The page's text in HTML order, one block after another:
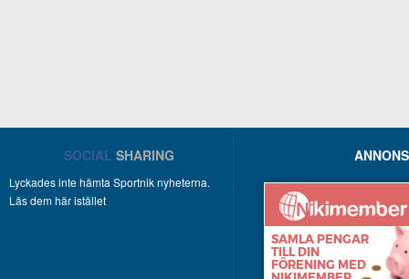
SOCIAL SHARING
Lyckades inte hämta Sportnik nyheterna.
Läs dem här istället